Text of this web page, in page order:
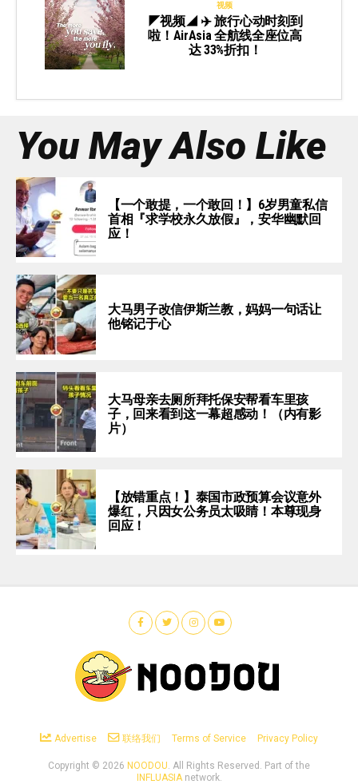
视频
◤视频◢ ✈️ 旅行心动时刻到
啦！AirAsia 全航线全座位高
达 33%折扣！
You May Also Like
【一个敢提，一个敢回！】6岁男童私信
首相『求学校永久放假』，安华幽默回
应！
大马男子改信伊斯兰教，妈妈一句话让
他铭记于心
大马母亲去厕所拜托保安帮看车里孩
子，回来看到这一幕超感动！（内有影
片）
【放错重点！】泰国市政预算会议意外
爆红，只因女公务员太吸睛！本尊现身
回应！
Advertise 联络我们 Terms of Service Privacy Policy
Copyright © 2026 NOODOU. All Rights Reserved. Part of the
INFLUASIAnetwork.